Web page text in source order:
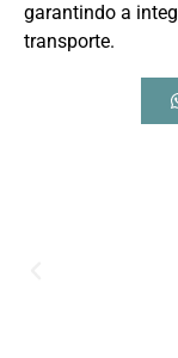
garantindo a
transporte.